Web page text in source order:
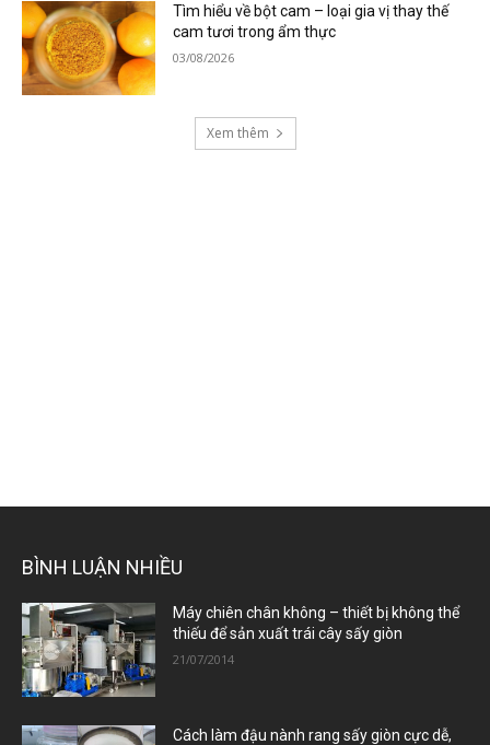
Tìm hiểu về bột cam – loại gia vị thay thế
cam tươi trong ẩm thực
03/08/2026
Xem thêm
BÌNH LUẬN NHIỀU
Máy chiên chân không – thiết bị không thể
thiếu để sản xuất trái cây sấy giòn
21/07/2014
Cách làm đậu nành rang sấy giòn cực dễ,